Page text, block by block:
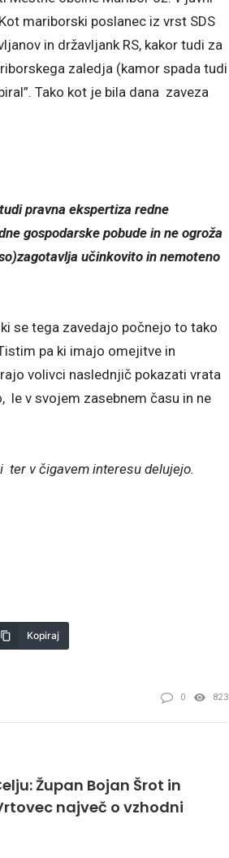
mariborski poslanec iz vrst SDS
in državljank RS, kakor tudi za
zaledja (kamor spada tudi
Tako kot je bila dana zaveza
pravna ekspertiza redne
gospodarske pobude in ne ogroža
učinkovito in nemoteno
se tega zavedajo počnejo to tako
pa ki imajo omejitve in
volivci naslednjič pokazati vrata
v svojem zasebnem času in ne
ter v čigavem interesu delujejo.
Kopiraj
0 823
Župan Bojan Šrot in
največ o vzhodni